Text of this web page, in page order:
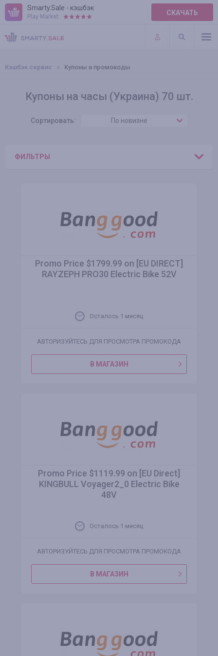
Smarty.Sale - кэшбэк
Play Market: СКАЧАТЬ
ПРАВИЛА
ПЛАГИНЫ
Кэшбэк сервис Купоны и промокоды
Купоны на часы (Украина) 70 шт.
Сортировать: По новизне
ФИЛЬТРЫ
Promo Price $1799.99 on [EU DIRECT]
RAYZEPH PRO30 Electric Bike 52V
Осталось 1 месяц
АВТОРИЗУЙТЕСЬ ДЛЯ ПРОСМОТРА ПРОМОКОДА
В МАГАЗИН
Promo Price $1119.99 on [EU Direct]
KINGBULL Voyager2_0 Electric Bike
48V
Осталось 1 месяц
АВТОРИЗУЙТЕСЬ ДЛЯ ПРОСМОТРА ПРОМОКОДА
В МАГАЗИН